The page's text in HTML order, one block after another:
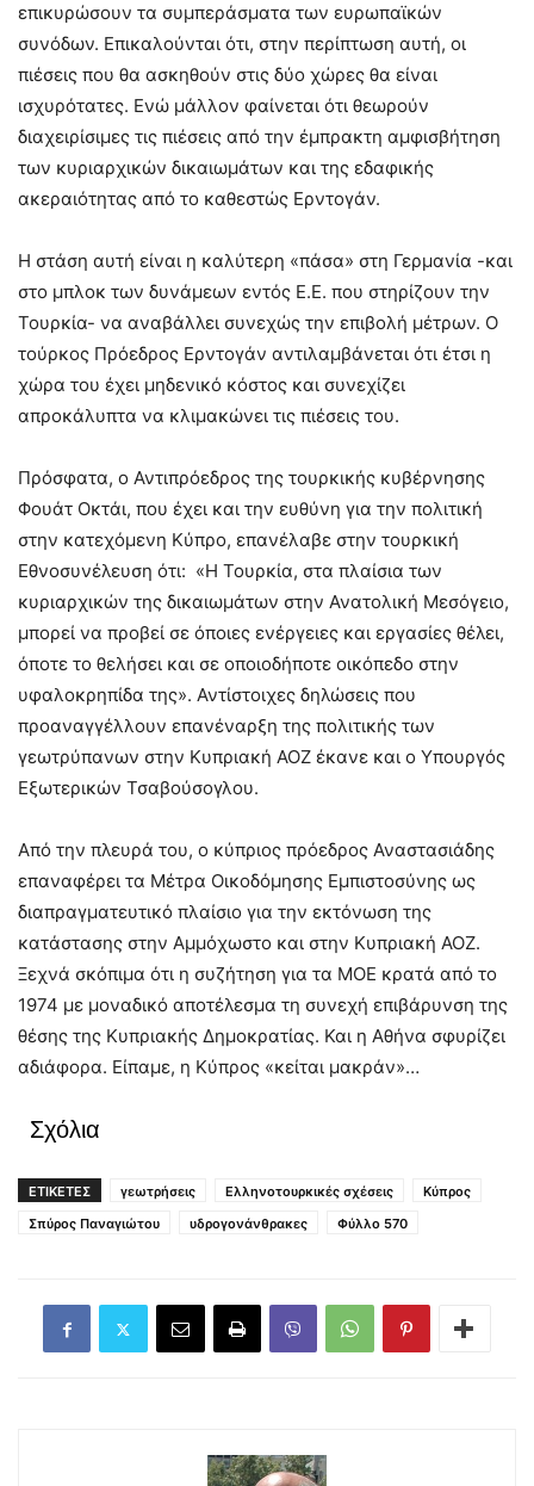
επικυρώσουν τα συμπεράσματα των ευρωπαϊκών
συνόδων. Επικαλούνται ότι, στην περίπτωση αυτή, οι
πιέσεις που θα ασκηθούν στις δύο χώρες θα είναι
ισχυρότατες. Ενώ μάλλον φαίνεται ότι θεωρούν
διαχειρίσιμες τις πιέσεις από την έμπρακτη αμφισβήτηση
των κυριαρχικών δικαιωμάτων και της εδαφικής
ακεραιότητας από το καθεστώς Ερντογάν.
Η στάση αυτή είναι η καλύτερη «πάσα» στη Γερμανία -και
στο μπλοκ των δυνάμεων εντός Ε.Ε. που στηρίζουν την
Τουρκία- να αναβάλλει συνεχώς την επιβολή μέτρων. Ο
τούρκος Πρόεδρος Ερντογάν αντιλαμβάνεται ότι έτσι η
χώρα του έχει μηδενικό κόστος και συνεχίζει
απροκάλυπτα να κλιμακώνει τις πιέσεις του.
Πρόσφατα, ο Αντιπρόεδρος της τουρκικής κυβέρνησης
Φουάτ Οκτάι, που έχει και την ευθύνη για την πολιτική
στην κατεχόμενη Κύπρο, επανέλαβε στην τουρκική
Εθνοσυνέλευση ότι: «Η Τουρκία, στα πλαίσια των
κυριαρχικών της δικαιωμάτων στην Ανατολική Μεσόγειο,
μπορεί να προβεί σε όποιες ενέργειες και εργασίες θέλει,
όποτε το θελήσει και σε οποιοδήποτε οικόπεδο στην
υφαλοκρηπίδα της». Αντίστοιχες δηλώσεις που
προαναγγέλλουν επανέναρξη της πολιτικής των
γεωτρύπανων στην Κυπριακή ΑΟΖ έκανε και ο Υπουργός
Εξωτερικών Τσαβούσογλου.
Από την πλευρά του, ο κύπριος πρόεδρος Αναστασιάδης
επαναφέρει τα Μέτρα Οικοδόμησης Εμπιστοσύνης ως
διαπραγματευτικό πλαίσιο για την εκτόνωση της
κατάστασης στην Αμμόχωστο και στην Κυπριακή ΑΟΖ.
Ξεχνά σκόπιμα ότι η συζήτηση για τα ΜΟΕ κρατά από το
1974 με μοναδικό αποτέλεσμα τη συνεχή επιβάρυνση της
θέσης της Κυπριακής Δημοκρατίας. Και η Αθήνα σφυρίζει
αδιάφορα. Είπαμε, η Κύπρος «κείται μακράν»…
Σχόλια
ΕΤΙΚΕΤΕΣ γεωτρήσεις Ελληνοτουρκικές σχέσεις
Κύπρος
Σπύρος Παναγιώτου
υδρογονάνθρακες Φύλλο 570